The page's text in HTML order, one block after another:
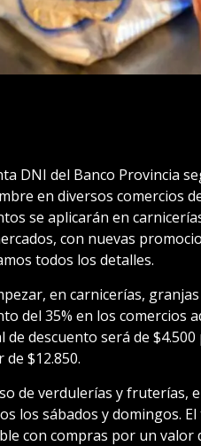
DNI del Banco Provincia
en diversos comercios
se aplicarán en
con nuevas
todos los detalles.
en carnicerías,
del 35% en los comercios
de descuento será de
de $12.850.
de verdulerías y fruterías,
los sábados y domingos.
con compras por un valor